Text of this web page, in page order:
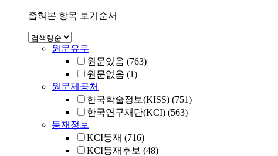
좁혀본 항목 보기순서
원문유무
원문있음 (763)
원문없음 (1)
원문제공처
한국학술정보(KISS) (751)
한국연구재단(KCI) (563)
등재정보
KCI등재 (716)
KCI등재후보 (48)